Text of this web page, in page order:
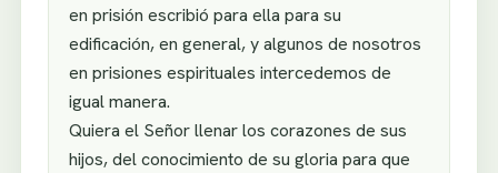
en prisión escribió para ella para su
edificación, en general, y algunos de nosotros
en prisiones espirituales intercedemos de
igual manera.
Quiera el Señor llenar los corazones de sus
hijos, del conocimiento de su gloria para que